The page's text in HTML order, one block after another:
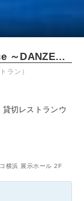
ダンゼロ（みなとみらい sea＆terrace ～DANZERO～ ）
切レストランウ
ラン）
横浜 展示ホール 2F